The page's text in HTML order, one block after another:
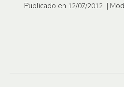
Publicado en 12/07/2012 |